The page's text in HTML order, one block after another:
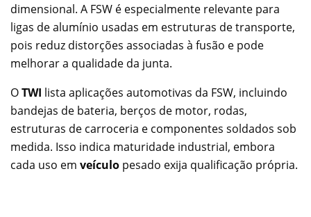
dimensional. A FSW é especialmente relevante para
ligas de alumínio usadas em estruturas de transporte,
pois reduz distorções associadas à fusão e pode
melhorar a qualidade da junta.
OTWI lista aplicações automotivas da FSW, incluindo
bandejas de bateria, berços de motor, rodas,
estruturas de carroceria e componentes soldados sob
medida. Isso indica maturidade industrial, embora
cada uso em veículo pesado exija qualificação própria.